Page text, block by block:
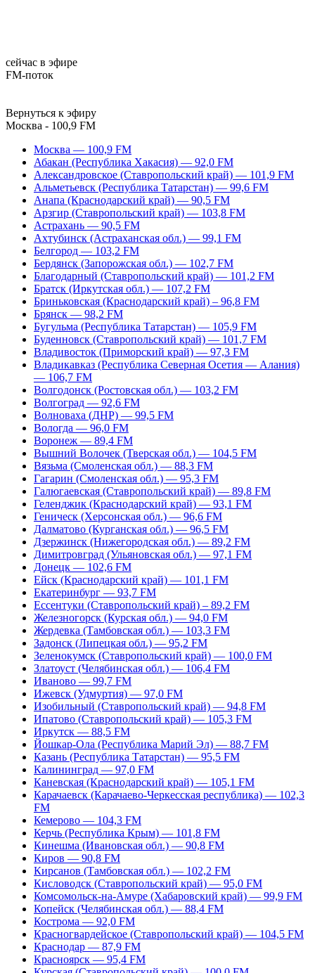
сейчас в эфире
FM-поток
Вернуться к эфиру
Москва - 100,9 FM
Москва — 100,9 FM
Абакан (Республика Хакасия) — 92,0 FM
Александровское (Ставропольский край) — 101,9 FM
Альметьевск (Республика Татарстан) — 99,6 FM
Анапа (Краснодарский край) — 90,5 FM
Арзгир (Ставропольский край) — 103,8 FM
Астрахань — 90,5 FM
Ахтубинск (Астраханская обл.) — 99,1 FM
Белгород — 103,2 FM
Бердянск (Запорожская обл.) — 102,7 FM
Благодарный (Ставропольский край) — 101,2 FM
Братск (Иркутская обл.) — 107,2 FM
Бриньковская (Краснодарский край) – 96,8 FM
Брянск — 98,2 FM
Бугульма (Республика Татарстан) — 105,9 FM
Буденновск (Ставропольский край) — 101,7 FM
Владивосток (Приморский край) — 97,3 FM
Владикавказ (Республика Северная Осетия — Алания)
— 106,7 FM
Волгодонск (Ростовская обл.) — 103,2 FM
Волгоград — 92,6 FM
Волноваха (ДНР) — 99,5 FM
Вологда — 96,0 FM
Воронеж — 89,4 FM
Вышний Волочек (Тверская обл.) — 104,5 FM
Вязьма (Смоленская обл.) — 88,3 FM
Гагарин (Смоленская обл.) — 95,3 FM
Галюгаевская (Ставропольский край) — 89,8 FM
Геленджик (Краснодарский край) — 93,1 FM
Геническ (Херсонская обл.) — 96,6 FM
Далматово (Курганская обл.) — 96,5 FM
Дзержинск (Нижегородская обл.) — 89,2 FM
Димитровград (Ульяновская обл.) — 97,1 FM
Донецк — 102,6 FM
Ейск (Краснодарский край) — 101,1 FM
Екатеринбург — 93,7 FM
Ессентуки (Ставропольский край) – 89,2 FM
Железногорск (Курская обл.) — 94,0 FM
Жердевка (Тамбовская обл.) — 103,3 FM
Задонск (Липецкая обл.) — 95,2 FM
Зеленокумск (Ставропольский край) — 100,0 FM
Златоуст (Челябинская обл.) — 106,4 FM
Иваново — 99,7 FM
Ижевск (Удмуртия) — 97,0 FM
Изобильный (Ставропольский край) — 94,8 FM
Ипатово (Ставропольский край) — 105,3 FM
Иркутск — 88,5 FM
Йошкар-Ола (Республика Марий Эл) — 88,7 FM
Казань (Республика Татарстан) — 95,5 FM
Калининград — 97,0 FM
Каневская (Краснодарский край) — 105,1 FM
Карачаевск (Карачаево-Черкесская республика) — 102,3
FM
Кемерово — 104,3 FM
Керчь (Республика Крым) — 101,8 FM
Кинешма (Ивановская обл.) — 90,8 FM
Киров — 90,8 FM
Кирсанов (Тамбовская обл.) — 102,2 FM
Кисловодск (Ставропольский край) — 95,0 FM
Комсомольск-на-Амуре (Хабаровский край) — 99,9 FM
Копейск (Челябинская обл.) — 88,4 FM
Кострома — 92,0 FM
Красногвардейское (Ставропольский край) — 104,5 FM
Краснодар — 87,9 FM
Красноярск — 95,4 FM